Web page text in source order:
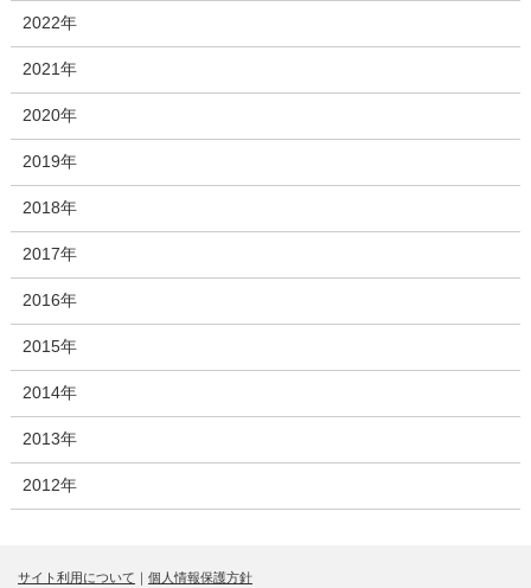
2022年
2021年
2020年
2019年
2018年
2017年
2016年
2015年
2014年
2013年
2012年
サイト利用について 個人情報保護方針